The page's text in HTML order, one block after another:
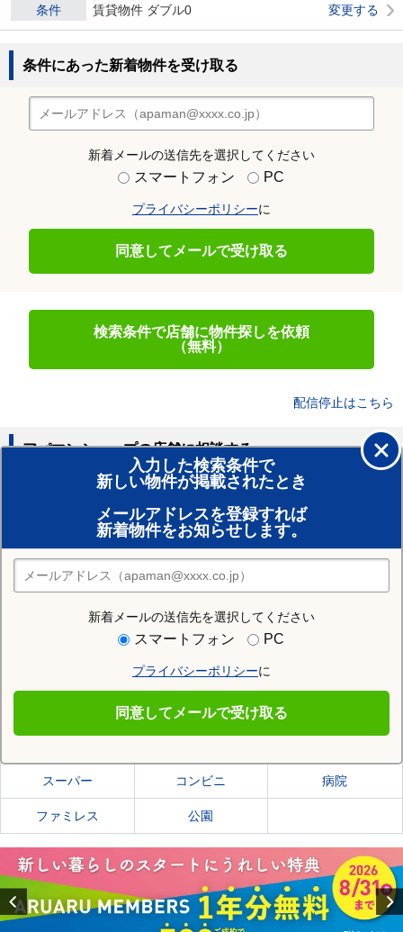
条件 賃貸物件 ダブル0 変更する
条件にあった新着物件を受け取る
新着メールの送信先を選択してください
スマートフォン PC
プライバシーポリシーに
同意してメールで受け取る
検索条件で店舗に物件探しを依頼
（無料）
配信停止はこちら
入力した検索条件で
新しい物件が掲載されたとき
メールアドレスを登録すれば
新着物件をお知らせします。
新着メールの送信先を選択してください
スマートフォン PC
プライバシーポリシーに
同意してメールで受け取る
アパマンショップの店舗に相談する
賃貸のプロがお部屋探し！
おまかせ物件リクエスト
住みたい街の店舗を探す
店舗検索
住む街研究所で菊川市の情報を見る
菊川市の施設一覧
スーパー コンビニ 病院
ファミレス 公園
Previous